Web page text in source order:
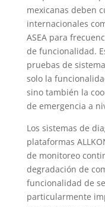
mexicanas deben
internacionales
ASEA para
de funcionalidad.
pruebas de
solo la
sino también la
de emergencia a
Los sistemas de
plataformas
de monitoreo
degradación de
funcionalidad de
particularmente